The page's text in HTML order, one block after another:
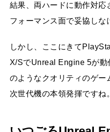
結果、両ハードに動作対
フォーマンス面で妥協しな
しかし、ここにきて
X/SでUnreal Engine 5が動
のようなクオリティのゲー
次世代機の本領発揮ですね。